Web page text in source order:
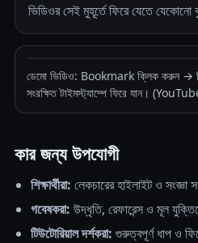
ভিডিওর সেই মুহূর্তে ফিরে যেতে যেকোনো
ডেমো ভিডিও: Bookmark ক্লিক করুন →
সংরক্ষিত টাইমস্ট্যাম্পে ফিরে যান।
কার জন্য উপযোগী
শিক্ষার্থীরা: লেকচারের হাইলাইট ও সংজ্ঞা
গবেষকরা: উদ্ধৃতি, রেফারেন্স ও মূল
টিউটোরিয়াল দর্শকরা: গুরুত্বপূর্ণ ধাপ ও